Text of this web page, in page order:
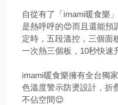
自從有了「imami暖食樂
是熱呼呼的😍而且還能預
定時，五段溫控，三個面
一次熱三個板，10秒快速
imami暖食樂擁有全台獨
色溫度警示防燙設計，折
不佔空間😌